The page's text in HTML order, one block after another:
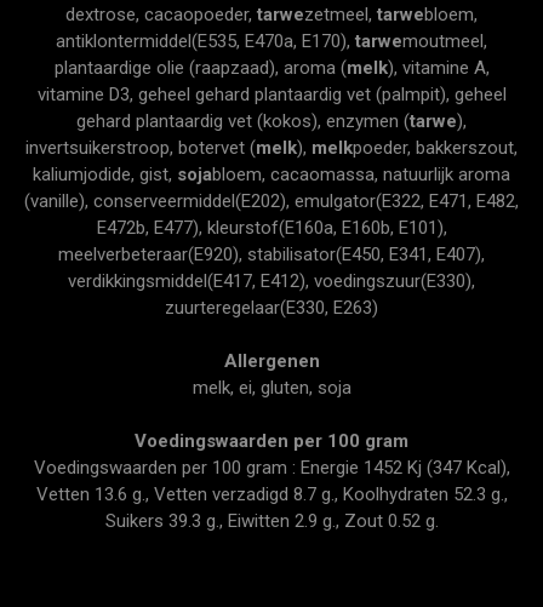
dextrose, cacaopoeder, tarwezetmeel, tarwebloem,
antiklontermiddel(E535, E470a, E170), tarwemoutmeel,
plantaardige olie (raapzaad), aroma (melk), vitamine A,
vitamine D3, geheel gehard plantaardig vet (palmpit), geheel
gehard plantaardig vet (kokos), enzymen (tarwe),
invertsuikerstroop, botervet (melk), melkpoeder, bakkerszout,
kaliumjodide, gist, sojabloem, cacaomassa, natuurlijk aroma
(vanille), conserveermiddel(E202), emulgator(E322, E471, E482,
E472b, E477), kleurstof(E160a, E160b, E101),
meelverbeteraar(E920), stabilisator(E450, E341, E407),
verdikkingsmiddel(E417, E412), voedingszuur(E330),
zuurteregelaar(E330, E263)
Allergenen
melk, ei, gluten, soja
Voedingswaarden per 100 gram
Voedingswaarden per 100 gram : Energie 1452 Kj (347 Kcal),
Vetten 13.6 g., Vetten verzadigd 8.7 g., Koolhydraten 52.3 g.,
Suikers 39.3 g., Eiwitten 2.9 g., Zout 0.52 g.